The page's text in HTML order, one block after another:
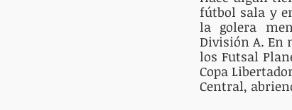
fútbol sala y
la golera
División A. En
los Futsal
Copa
Central,